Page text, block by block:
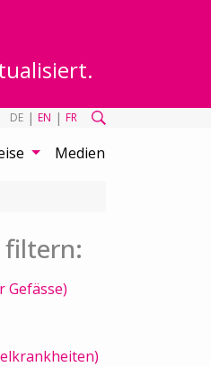
DE | EN | FR
Medien
filtern:
Gefässe)